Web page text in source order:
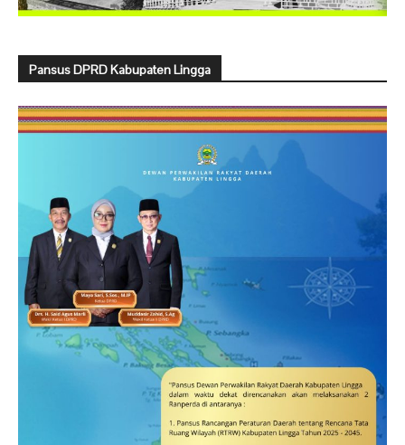
Pansus DPRD Kabupaten Lingga